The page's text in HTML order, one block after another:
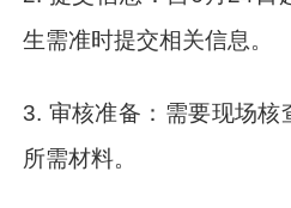
生需准时提交相关信息。
3. 审核准备：需要现场核
所需材料。